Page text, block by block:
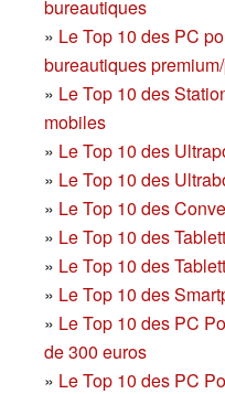
bureautiques
» Le Top 10 des PC
bureautiques
» Le Top 10 des
mobiles
» Le Top 10 des
» Le Top 10 des
» Le Top 10 des
» Le Top 10 des
» Le Top 10 des
» Le Top 10 des
» Le Top 10 des PC
de 300 euros
» Le Top 10 des PC